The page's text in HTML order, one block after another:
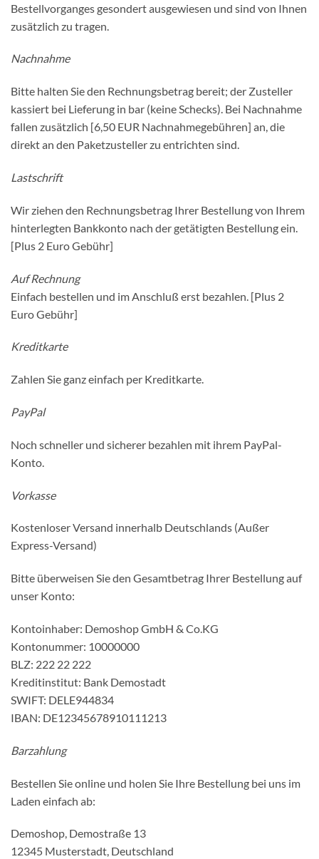
Bestellvorganges gesondert ausgewiesen und sind von Ihnen
zusätzlich zu tragen.
Nachnahme
Bitte halten Sie den Rechnungsbetrag bereit; der Zusteller
kassiert bei Lieferung in bar (keine Schecks). Bei Nachnahme
fallen zusätzlich [6,50 EUR Nachnahmegebühren] an, die
direkt an den Paketzusteller zu entrichten sind.
Lastschrift
Wir ziehen den Rechnungsbetrag Ihrer Bestellung von Ihrem
hinterlegten Bankkonto nach der getätigten Bestellung ein.
[Plus 2 Euro Gebühr]
Auf Rechnung
Einfach bestellen und im Anschluß erst bezahlen. [Plus 2
Euro Gebühr]
Kreditkarte
Zahlen Sie ganz einfach per Kreditkarte.
PayPal
Noch schneller und sicherer bezahlen mit ihrem PayPal-
Konto.
Vorkasse
Kostenloser Versand innerhalb Deutschlands (Außer
Express-Versand)
Bitte überweisen Sie den Gesamtbetrag Ihrer Bestellung auf
unser Konto:
Kontoinhaber: Demoshop GmbH & Co.KG
Kontonummer: 10000000
BLZ: 222 22 222
Kreditinstitut: Bank Demostadt
SWIFT: DELE944834
IBAN: DE12345678910111213
Barzahlung
Bestellen Sie online und holen Sie Ihre Bestellung bei uns im
Laden einfach ab:
Demoshop, Demostraße 13
12345 Musterstadt, Deutschland